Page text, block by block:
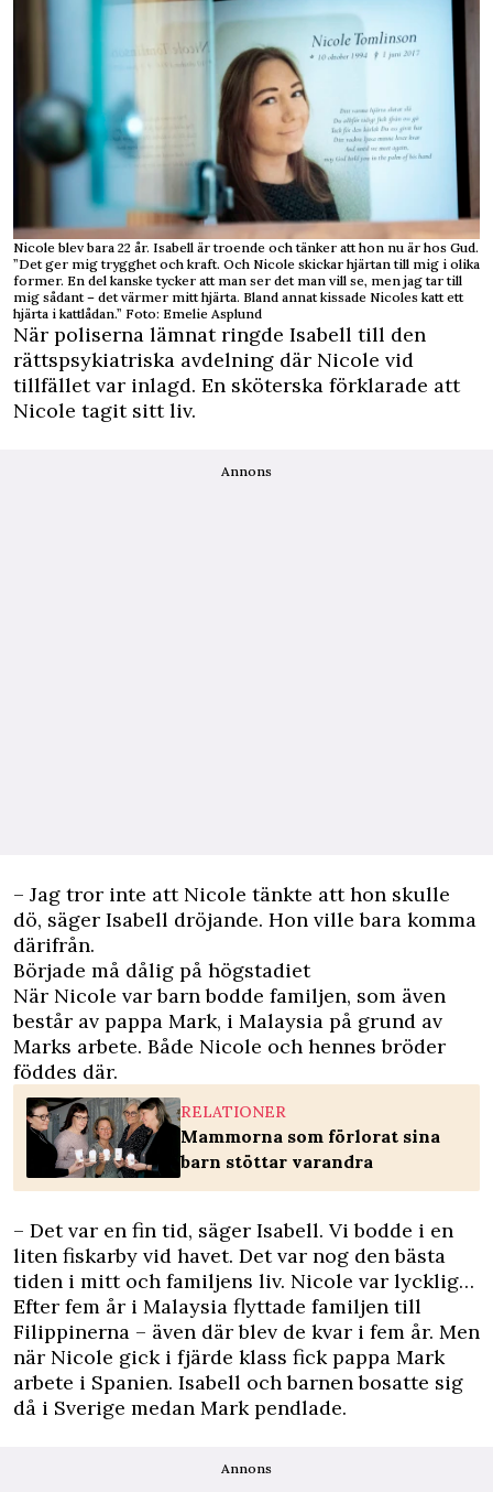
Nicole blev bara 22 år. Isabell är troende och tänker att hon nu är hos Gud.
”Det ger mig trygghet och kraft. Och Nicole skickar hjärtan till mig i olika
former. En del kanske tycker att man ser det man vill se, men jag tar till
mig sådant – det värmer mitt hjärta. Bland annat kissade Nicoles katt ett
hjärta i kattlådan.” Foto: Emelie Asplund
När poliserna lämnat ringde Isabell till den
rättspsykiatriska avdelning där Nicole vid
tillfället var inlagd. En sköterska förklarade att
Nicole tagit sitt liv.
Annons
– Jag tror inte att Nicole tänkte att hon skulle
dö, säger Isabell dröjande. Hon ville bara komma
därifrån.
Började må dålig på högstadiet
När Nicole var barn bodde familjen, som även
består av pappa Mark, i Malaysia på grund av
Marks arbete. Både Nicole och hennes bröder
föddes där.
RELATIONER
Mammorna som förlorat sina
barn stöttar varandra
– Det var en fin tid, säger Isabell. Vi bodde i en
liten fiskarby vid havet. Det var nog den bästa
tiden i mitt och familjens liv. Nicole var lycklig…
Efter fem år i Malaysia flyttade familjen till
Filippinerna – även där blev de kvar i fem år. Men
när Nicole gick i fjärde klass fick pappa Mark
arbete i Spanien. Isabell och barnen bosatte sig
då i Sverige medan Mark pendlade.
Annons